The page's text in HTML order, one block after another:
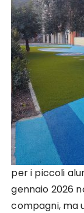
per i piccoli
gennaio 2026
compagni, ma